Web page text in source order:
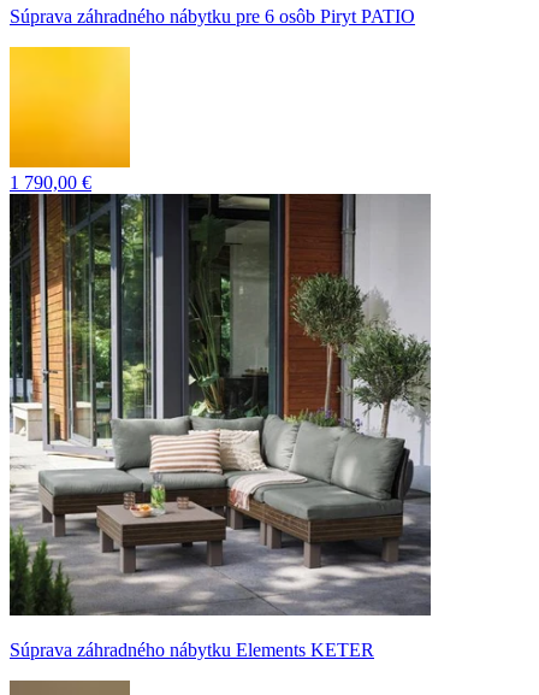
Súprava záhradného nábytku pre 6 osôb Piryt PATIO
1 790,00 €
Súprava záhradného nábytku Elements KETER